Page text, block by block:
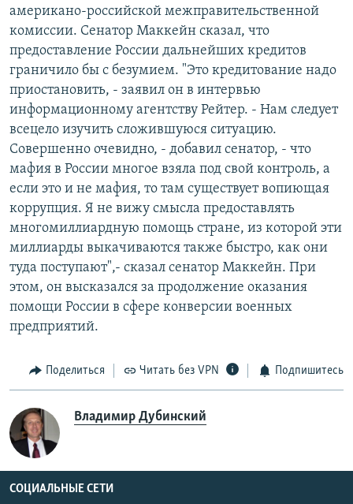
американо-российской межправительственной
комиссии. Сенатор Маккейн сказал, что
предоставление России дальнейших кредитов
граничило бы с безумием. "Это кредитование надо
приостановить, - заявил он в интервью
информационному агентству Рейтер. - Нам следует
всецело изучить сложившуюся ситуацию.
Совершенно очевидно, - добавил сенатор, - что
мафия в России многое взяла под свой контроль, а
если это и не мафия, то там существует вопиющая
коррупция. Я не вижу смысла предоставлять
многомиллиардную помощь стране, из которой эти
миллиарды выкачиваются также быстро, как они
туда поступают",- сказал сенатор Маккейн. При
этом, он высказался за продолжение оказания
помощи России в сфере конверсии военных
предприятий.
Поделиться Читать без VPN Подпишитесь
Владимир Дубинский
СОЦИАЛЬНЫЕ СЕТИ